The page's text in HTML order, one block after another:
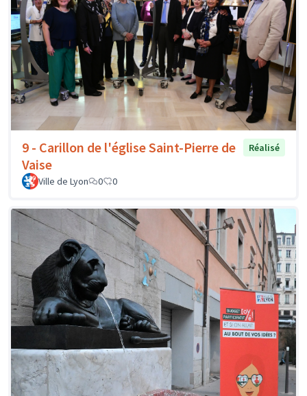
9 - Carillon de l'église Saint-Pierre de
Vaise
Réalisé
Ville de Lyon 0 0